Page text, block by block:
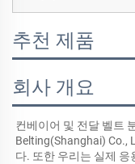
추천 제품
회사 개요
컨베이어 및 전달 벨트
Belting(Shanghai) Co.,
다. 또한 우리는 실제